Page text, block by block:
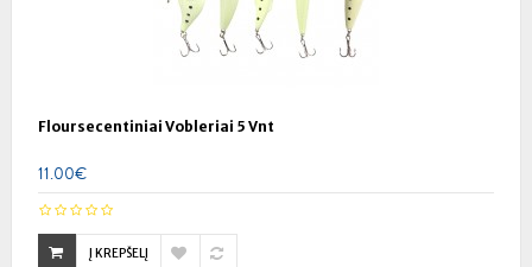
Floursecentiniai Vobleriai 5 Vnt
11.00€
Į KREPŠELĮ